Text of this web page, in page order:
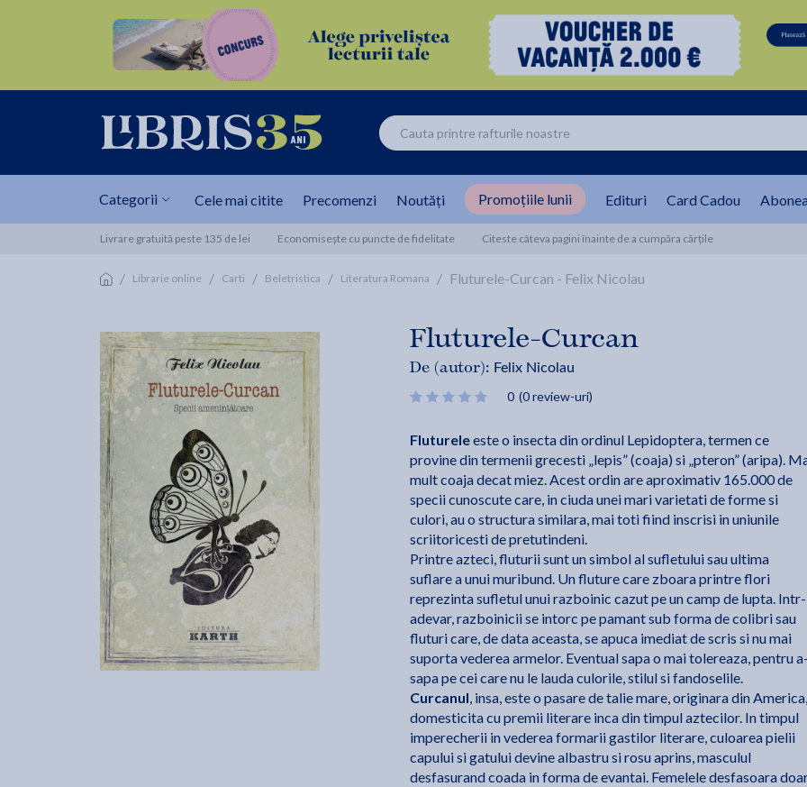
Categorii Cele mai citite Precomenzi Noutăți Promoțiile lunii Edituri Card Cadou
Livrare gratuită peste 135 de lei Economisește cu puncte de fidelitate Citeste câteva pagini înainte de a cumpăra cărțile
/ Librarie online / Carti / Beletristica / Literatura Romana / Fluturele-Curcan - Felix Nicolau
Fluturele-Curcan
De (autor): Felix Nicolau
0 (0 review-uri)
Flutureleeste o insecta din ordinul Lepidoptera, termen ce
provine din termenii grecesti „lepis” (coaja) si „pteron” (aripa).
mult coaja decat miez. Acest ordin are aproximativ 165.000 de
specii cunoscute care, in ciuda unei mari varietati de forme si
culori, au o structura similara, mai toti fiind inscrisi in uniunile
scriitoricesti de pretutindeni.
Printre azteci, fluturii sunt un simbol al sufletului sau ultima
suflare a unui muribund. Un fluture care zboara printre flori
reprezinta sufletul unui razboinic cazut pe un camp de lupta. Intr-
adevar, razboinicii se intorc pe pamant sub forma de colibri sau
fluturi care, de data aceasta, se apuca imediat de scris si nu mai
suporta vederea armelor. Eventual sapa o mai tolereaza, pentru
sapa pe cei care nu le lauda culorile, stilul si fandoselile.
Curcanul, insa, este o pasare de talie mare, originara din America,
domesticita cu premii literare inca din timpul aztecilor. In timpul
imperecherii in vederea formarii gastilor literare, culoarea pielii
capului si gatului devine albastru si rosu aprins, masculul
desfasurand coada in forma de evantai. Femelele desfasoara